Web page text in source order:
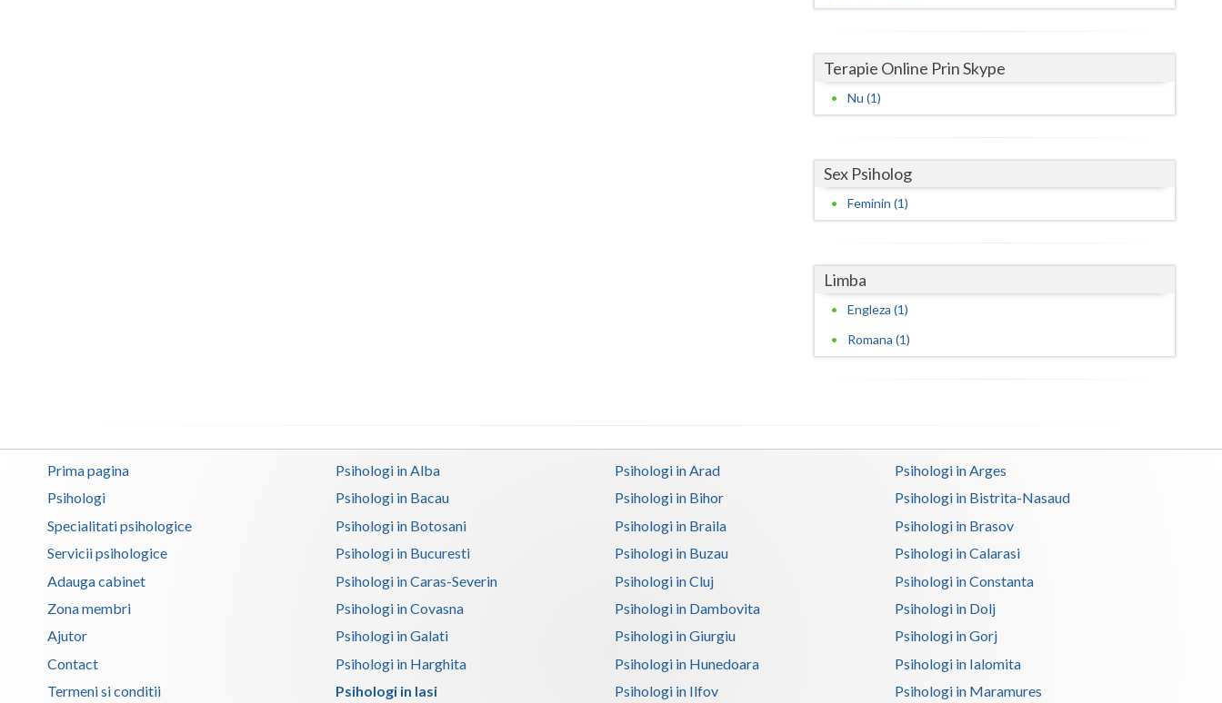
Timis
Terapie Online Prin Skype
Nu (1)
Sex Psiholog
Feminin (1)
Limba
Engleza (1)
Romana (1)
Prima pagina
Psihologi
Specialitati psihologice
Servicii psihologice
Adauga cabinet
Zona membri
Ajutor
Contact
Termeni si conditii
Psihologi in Alba Psihologi in Arad
Psihologi in Arges
Psihologi in Bacau
Psihologi in Bihor
Psihologi in Bistrita-Nasaud
Psihologi in Botosani
Psihologi in Braila
Psihologi in Brasov
Psihologi in Bucuresti
Psihologi in Buzau
Psihologi in Calarasi
Psihologi in Caras-Severin
Psihologi in Cluj
Psihologi in Constanta
Psihologi in Covasna
Psihologi in Dambovita
Psihologi in Dolj
Psihologi in Galati
Psihologi in Giurgiu
Psihologi in Gorj
Psihologi in Harghita
Psihologi in Hunedoara
Psihologi in Ialomita
Psihologi in Iasi
Psihologi in Ilfov Psihologi in Maramures